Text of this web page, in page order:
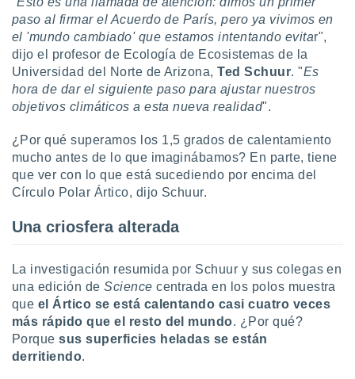
no
Puedes
acceder a
web a
abono
similares
como
este sitio
IP
de
traten tus
paso al firmar el Acuerdo de París, pero ya vivimos en
el 'mundo cambiado' que estamos intentando evitar",
dijo el profesor de Ecología de Ecosistemas de la
Universidad del Norte de Arizona,Ted Schuur. "Es
hora de dar el siguiente paso para ajustar nuestros
objetivos climáticos a esta nueva realidad".
¿Por qué superamos los 1,5 grados de calentamiento
mucho antes de lo que imaginábamos? En parte, tiene
que ver con lo que está sucediendo por encima del
Círculo Polar Ártico, dijo Schuur.
Una criosfera alterada
La investigación resumida por Schuur y sus colegas en
una edición deScience centrada en los polos muestra
que el Ártico se está calentando casi cuatro veces
más rápido que el resto del mundo. ¿Por qué?
Porquesus superficies heladas se están
derritiendo.